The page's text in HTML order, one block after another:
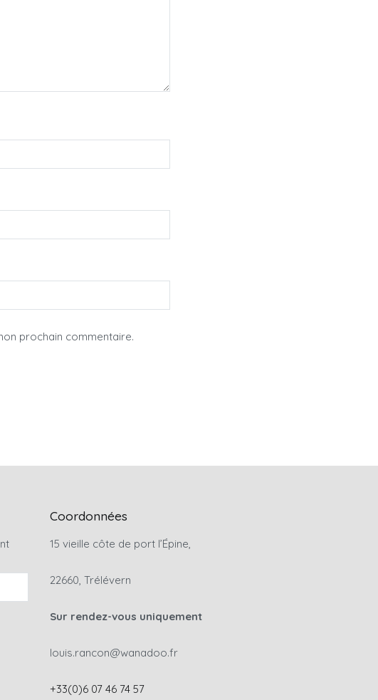
prochain commentaire.
Coordonnées
15 vieille côte de port l’Épine,
22660, Trélévern
Sur rendez-vous uniquement
louis.rancon@wanadoo.fr
+33(0)6 07 46 74 57